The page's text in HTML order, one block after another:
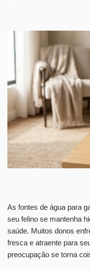
As fontes de água para
seu felino se mantenha
saúde. Muitos donos
fresca e atraente para
preocupação se torna